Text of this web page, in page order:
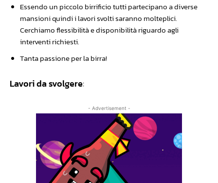
Essendo un piccolo birrificio tutti partecipano a diverse
mansioni quindi i lavori svolti saranno molteplici.
Cerchiamo flessibilità e disponibilità riguardo agli
interventi richiesti.
Tanta passione per la birra!
Lavori da svolgere:
- Advertisement -